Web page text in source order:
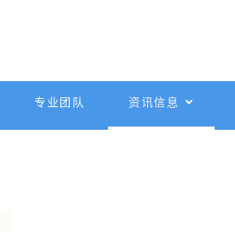
专业团队 资讯信息